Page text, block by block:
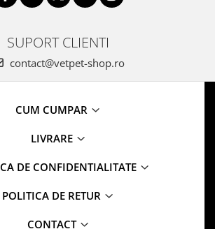
SUPORT CLIENTI
contact@vetpet-shop.ro
CUM CUMPAR
LIVRARE
DE CONFIDENTIALITATE
POLITICA DE RETUR
CONTACT